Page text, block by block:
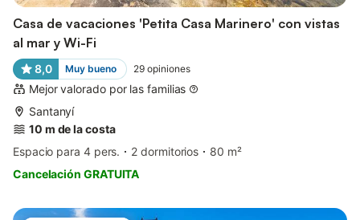
Casa de vacaciones 'Petita Casa Marinero' con vistas
al mar y Wi-Fi
8,0 Muy bueno 29 opiniones
Mejor valorado por las familias
Santanyí
10 m de la costa
Espacio para 4 pers.
2 dormitorios
80 m²
Cancelación GRATUITA